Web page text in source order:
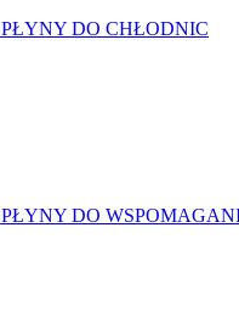
PŁYNY DO CHŁODNIC
PŁYNY DO